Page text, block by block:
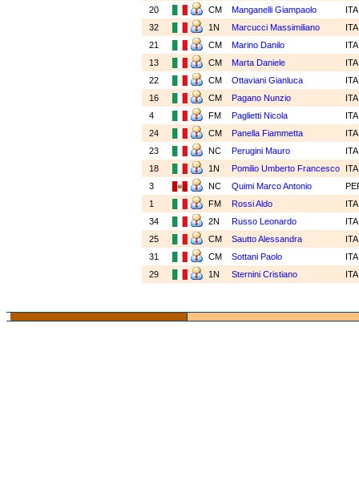
20
CM Manganelli Giampaolo
32
1N Marcucci Massimiliano
21
CM Marino Danilo
13
CM Marta Daniele
22
CM Ottaviani Gianluca
16
CM Pagano Nunzio
4
FM Paglietti Nicola
24
CM Panella Fiammetta
23
NC Perugini Mauro
18
1N Pomilio Umberto Francesco
3
NC Quimi Marco Antonio
1
FM Rossi Aldo
34
2N Russo Leonardo
25
CM Sautto Alessandra
31
CM Sottani Paolo
29
1N Sternini Cristiano